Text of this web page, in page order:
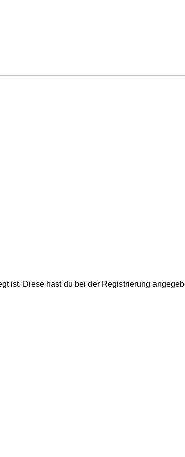
ist. Diese hast du bei der Registrierung